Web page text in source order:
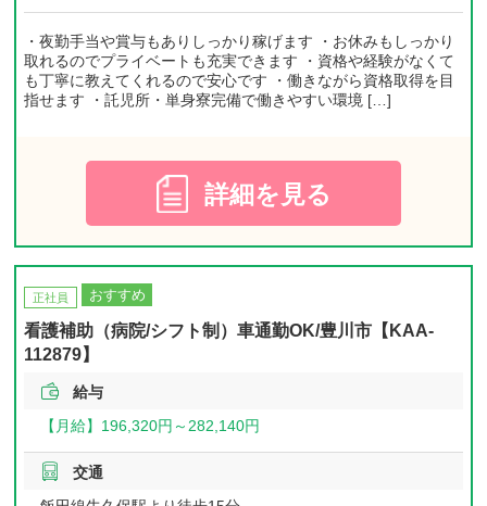
・夜勤手当や賞与もありしっかり稼げます ・お休みもしっかり
取れるのでプライベートも充実できます ・資格や経験がなくて
も丁寧に教えてくれるので安心です ・働きながら資格取得を目
指せます ・託児所・単身寮完備で働きやすい環境 […]
詳細を見る
正社員 おすすめ
看護補助（病院/シフト制）車通勤OK/豊川市【KAA-
112879】
給与
【月給】 196,320円～ 282,140円
交通